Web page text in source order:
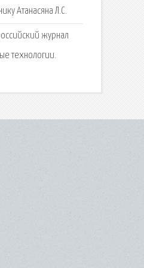
Атанасяна Л.С.
журнал
технологии.